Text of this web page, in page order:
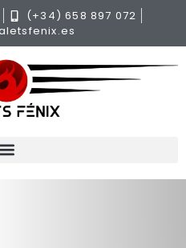
(+34) 658 897 072